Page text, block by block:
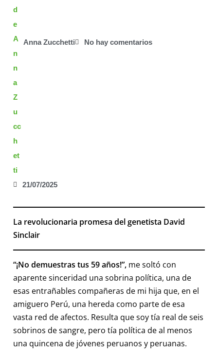
Anna Zucchetti No hay comentarios
21/07/2025
La revolucionaria promesa del genetista David
Sinclair
“¡No demuestras tus 59 años!”,me soltó con
aparente sinceridad una sobrina política, una de
esas entrañables compañeras de mi hija que, en el
amiguero Perú, una hereda como parte de esa
vasta red de afectos. Resulta que soy tía real de seis
sobrinos de sangre, pero tía política de al menos
una quincena de jóvenes peruanos y peruanas.